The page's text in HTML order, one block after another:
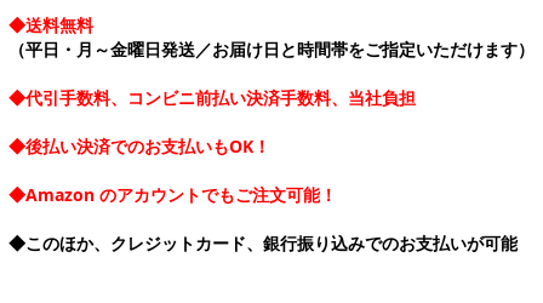
◆送料無料
（平日・月～金曜日発送／お届け日と時間帯をご指定いただけます）
◆代引手数料、コンビニ前払い決済手数料、当社負担
◆後払い決済でのお支払いもOK！
◆Amazon のアカウントでもご注文可能！
◆このほか、クレジットカード、銀行振り込みでのお支払いが可能